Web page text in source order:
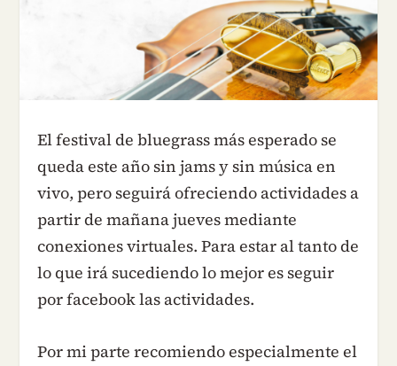
El festival de bluegrass más esperado se
queda este año sin jams y sin música en
vivo, pero seguirá ofreciendo actividades a
partir de mañana jueves mediante
conexiones virtuales. Para estar al tanto de
lo que irá sucediendo lo mejor es seguir
por facebook las actividades.
Por mi parte recomiendo especialmente el